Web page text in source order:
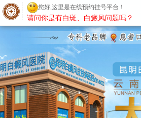
昆明白癜风医院
您好,这里是在线预约挂号平台！
请问你是有白斑、白癜风问题吗？